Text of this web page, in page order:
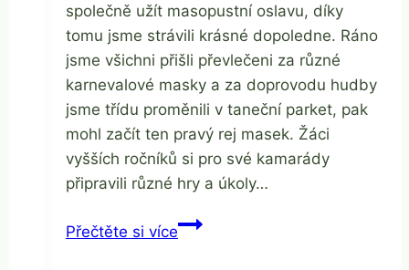
společně užít masopustní oslavu, díky
tomu jsme strávili krásné dopoledne. Ráno
jsme všichni přišli převlečeni za různé
karnevalové masky a za doprovodu hudby
jsme třídu proměnili v taneční parket, pak
mohl začít ten pravý rej masek. Žáci
vyšších ročníků si pro své kamarády
připravili různé hry a úkoly…
Přečtěte si víceMasopust